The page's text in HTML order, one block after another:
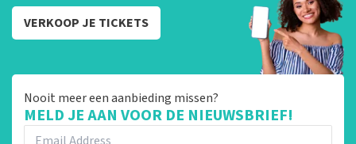
VERKOOP JE TICKETS
Nooit meer een aanbieding missen?
MELD JE AAN VOOR DE NIEUWSBRIEF!